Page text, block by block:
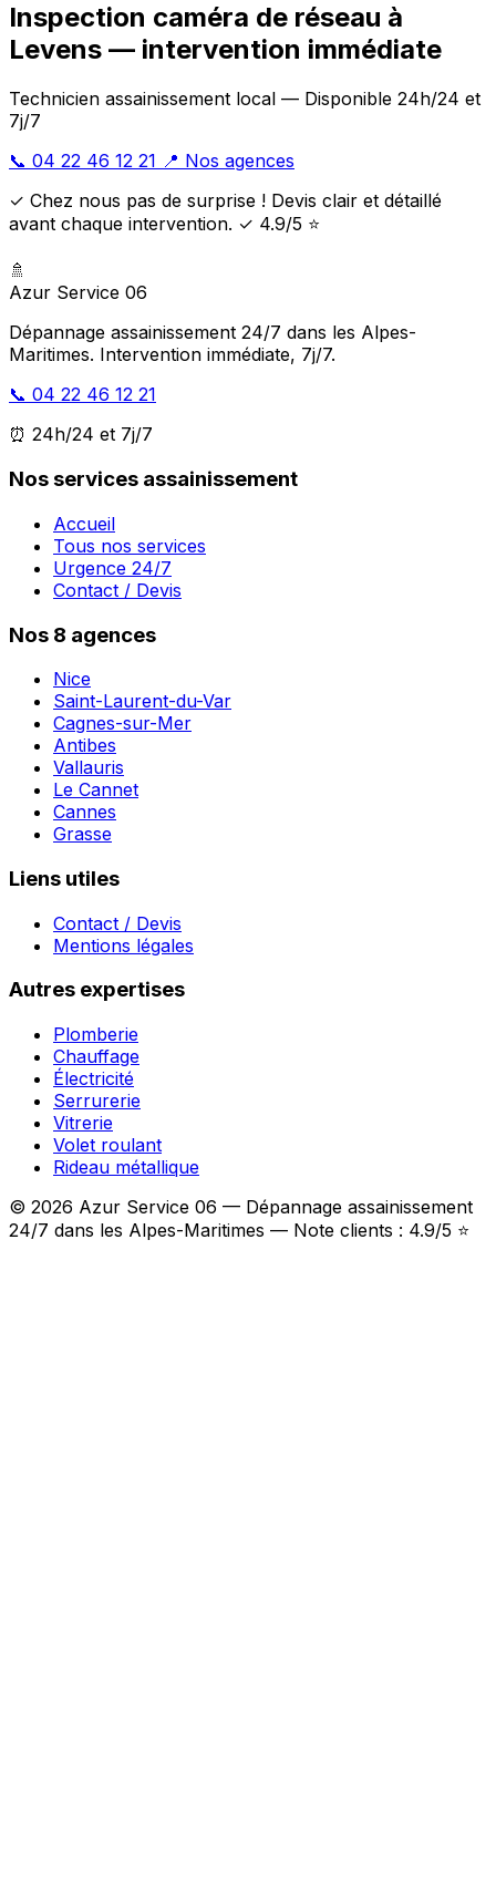
Inspection caméra de réseau à
Levens — intervention immédiate
Technicien assainissement local — Disponible 24h/24 et
7j/7
📞 04 22 46 12 21 📍 Nos agences
✓ Chez nous pas de surprise ! Devis clair et détaillé
avant chaque intervention. ✓ 4.9/5 ⭐
🚿
Azur Service 06
Dépannage assainissement 24/7 dans les Alpes-
Maritimes. Intervention immédiate, 7j/7.
📞 04 22 46 12 21
⏰ 24h/24 et 7j/7
Nos services assainissement
Accueil
Tous nos services
Urgence 24/7
Contact / Devis
Nos 8 agences
Nice
Saint-Laurent-du-Var
Cagnes-sur-Mer
Antibes
Vallauris
Le Cannet
Cannes
Grasse
Liens utiles
Contact / Devis
Mentions légales
Autres expertises
Plomberie
Chauffage
Électricité
Serrurerie
Vitrerie
Volet roulant
Rideau métallique
© 2026 Azur Service 06 — Dépannage assainissement
24/7 dans les Alpes-Maritimes — Note clients : 4.9/5 ⭐